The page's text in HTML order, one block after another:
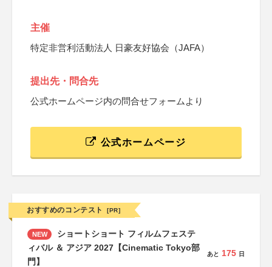
主催
特定非営利活動法人 日豪友好協会（JAFA）
提出先・問合先
公式ホームページ内の問合せフォームより
公式ホームページ
おすすめのコンテスト [PR]
NEW
ショートショート フィルムフェステ
ィバル ＆ アジア 2027【Cinematic Tokyo部
門】
あと 175 日